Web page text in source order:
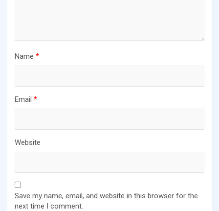
Name *
Email *
Website
Save my name, email, and website in this browser for the
next time I comment.